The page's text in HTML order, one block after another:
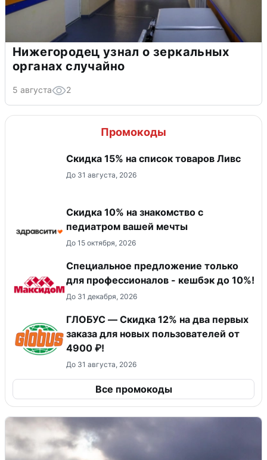
Нижегородец узнал о зеркальных
органах случайно
5 августа 2
Промокоды
Скидка 15% на список товаров Ливс
До 31 августа, 2026
Скидка 10% на знакомство с
педиатром вашей мечты
До 15 октября, 2026
Специальное предложение только
для профессионалов - кешбэк до 10%!
До 31 декабря, 2026
ГЛОБУС — Скидка 12% на два первых
заказа для новых пользователей от
4900 ₽!
До 31 августа, 2026
Все промокоды